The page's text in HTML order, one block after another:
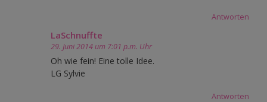
Antworten
LaSchnuffte
29. Juni 2014 um 7:01 p.m. Uhr
Oh wie fein! Eine tolle Idee.
LG Sylvie
Antworten